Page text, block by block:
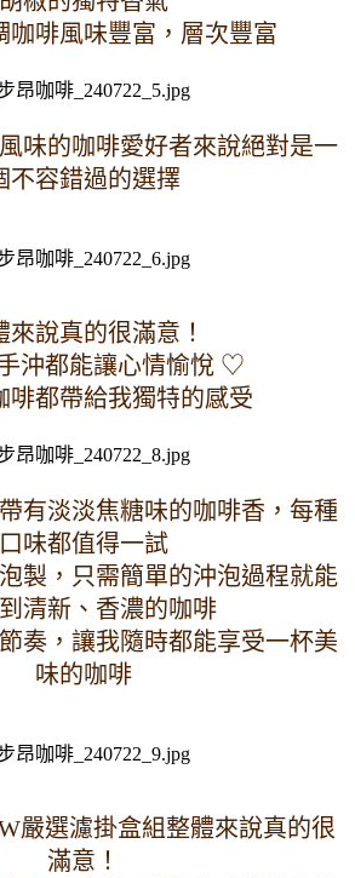
咖啡風味豐富，層次豐富
味的咖啡愛好者來說絕對是一
不容錯過的選擇
來說真的很滿意！
沖都能讓心情愉悅 ♡
啡都帶給我獨特的感受
有淡淡焦糖味的咖啡香，每種
口味都值得一試
製，只需簡單的沖泡過程就能
清新、香濃的咖啡
奏，讓我隨時都能享受一杯美
味的咖啡
嚴選濾掛盒組整體來說真的很
滿意！